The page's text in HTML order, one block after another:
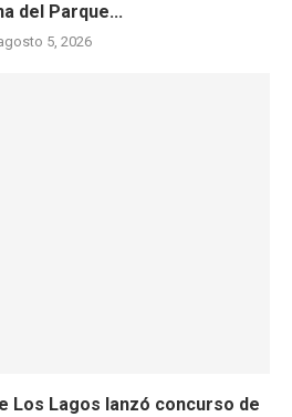
del Parque...
5, 2026
Los Lagos lanzó concurso de